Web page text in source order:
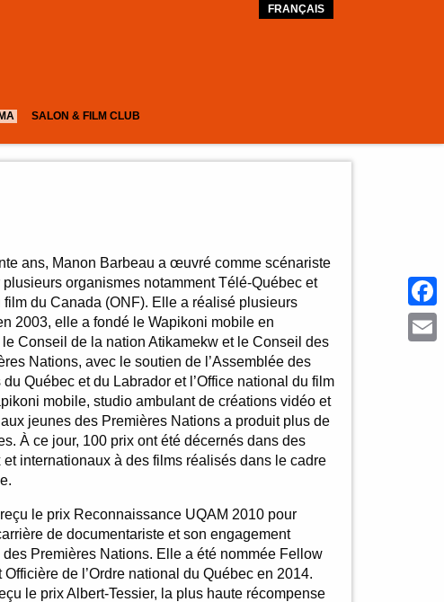
FRANÇAIS
SALON & FILM CLUB
ans, Manon Barbeau a œuvré comme scénariste
organismes notamment Télé-Québec et
film du Canada (ONF). Elle a réalisé plusieurs
2003, elle a fondé le Wapikoni mobile en
Conseil de la nation Atikamekw et le Conseil des
Nations, avec le soutien de l’Assemblée des
Québec et du Labrador et l’Office national du film
mobile, studio ambulant de créations vidéo et
jeunes des Premières Nations a produit plus de
À ce jour, 100 prix ont été décernés dans des
internationaux à des films réalisés dans le cadre
le prix Reconnaissance UQAM 2010 pour
de documentariste et son engagement
Premières Nations. Elle a été nommée Fellow
de l’Ordre national du Québec en 2014.
le prix Albert-Tessier, la plus haute récompense